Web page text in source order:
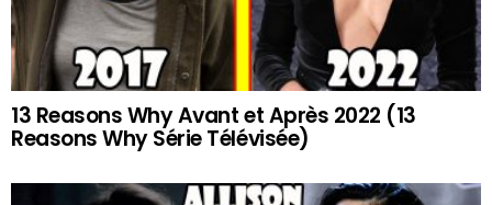
13 Reasons Why Avant et Après 2022 (13
Reasons Why Série Télévisée)